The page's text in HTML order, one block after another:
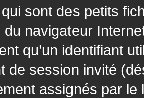
sont des petits
navigateur
qu’un identifiant
de session invité
assignés par